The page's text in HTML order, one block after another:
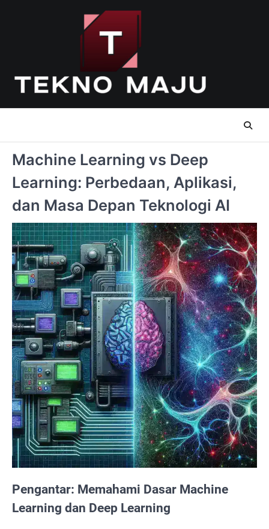
Machine Learning vs Deep
Learning: Perbedaan, Aplikasi,
dan Masa Depan Teknologi AI
Pengantar: Memahami Dasar Machine
Learning dan Deep Learning